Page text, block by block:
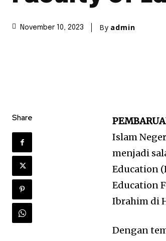
November 10, 2023 By admin
Share
Islam
menjadi
Education
Education
Ibrahim di
Dengan